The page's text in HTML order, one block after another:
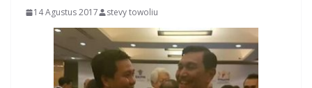
14 Agustus 2017 stevy towoliu